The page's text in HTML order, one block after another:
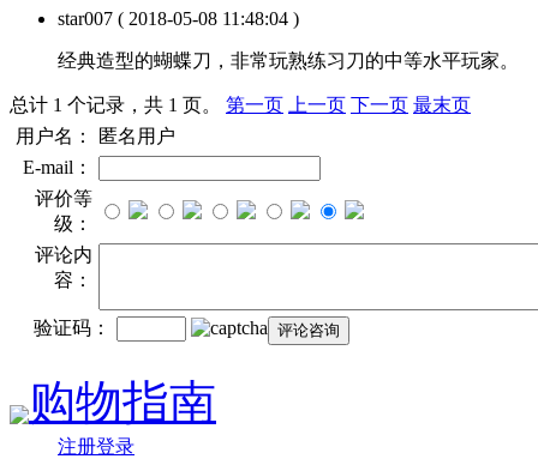
star007 ( 2018-05-08 11:48:04 )
经典造型的蝴蝶刀，非常玩熟练习刀的中等水平玩家。
总计 1 个记录，共 1 页。 第一页 上一页 下一页 最末页
用户名：
匿名用户
E-mail：
评价等
级：
评论内
容：
验证码：
购物指南
注册登录